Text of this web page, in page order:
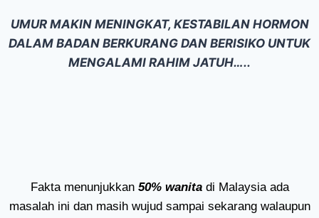
UMUR MAKIN MENINGKAT, KESTABILAN HORMON
DALAM BADAN BERKURANG DAN BERISIKO UNTUK
MENGALAMI RAHIM JATUH…..
Fakta menunjukkan 50% wanitadi Malaysia ada
masalah ini dan masih wujud sampai sekarang walaupun